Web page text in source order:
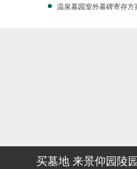
温泉墓园室外墓碑寄存方
买墓地 来景仰园陵